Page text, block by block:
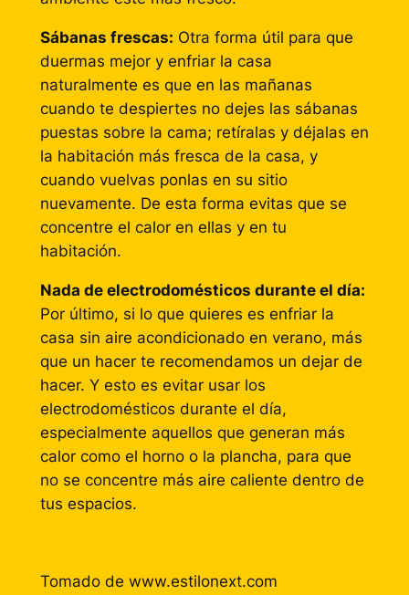
Sábanas frescas: Otra forma útil para que
duermas mejor y enfriar la casa
naturalmente es que en las mañanas
cuando te despiertes no dejes las sábanas
puestas sobre la cama; retíralas y déjalas en
la habitación más fresca de la casa, y
cuando vuelvas ponlas en su sitio
nuevamente. De esta forma evitas que se
concentre el calor en ellas y en tu
habitación.
Nada de electrodomésticos durante el día:
Por último, si lo que quieres es enfriar la
casa sin aire acondicionado en verano, más
que un hacer te recomendamos un dejar de
hacer. Y esto es evitar usar los
electrodomésticos durante el día,
especialmente aquellos que generan más
calor como el horno o la plancha, para que
no se concentre más aire caliente dentro de
tus espacios.
Tomado de www.estilonext.com